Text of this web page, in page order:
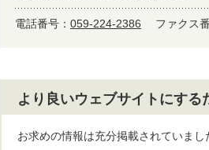
電話番号： 059-224-2386 ファクス
より良いウェブサイトにす
お求めの情報は充分掲載されていまし